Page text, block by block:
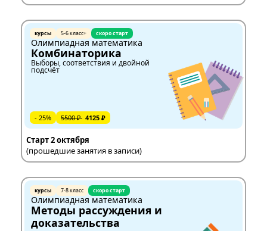
курсы 5-6 класс+ скоро старт
Олимпиадная математика
Комбинаторика
Выборы, соответствия и двойной
подсчёт
- 25% 5500 ₽ 4125 ₽
Старт 2 октября
(прошедшие занятия в записи)
курсы 7-8 класс скоро старт
Олимпиадная математика
Методы рассуждения и
доказательства